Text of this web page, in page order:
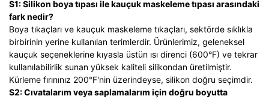
S1: Silikon boya tıpası ile kauçuk maskeleme tıpası arasındaki
fark nedir?
Boya tıkaçları ve kauçuk maskeleme tıkaçları, sektörde sıklıkla
birbirinin yerine kullanılan terimlerdir. Ürünlerimiz, geleneksel
kauçuk seçeneklerine kıyasla üstün ısı direnci (600°F) ve tekrar
kullanılabilirlik sunan yüksek kaliteli silikondan üretilmiştir.
Kürleme fırınınız 200°F'nin üzerindeyse, silikon doğru seçimdir.
S2: Cıvatalarım veya saplamalarım için doğru boyutta